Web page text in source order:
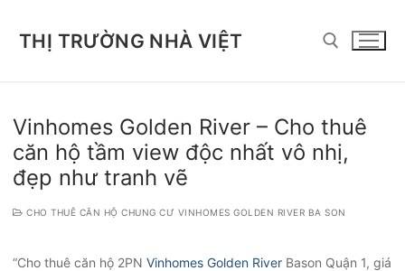
THỊ TRƯỜNG NHÀ VIỆT
Vinhomes Golden River – Cho thuê
căn hộ tầm view độc nhất vô nhị,
đẹp như tranh vẽ
CHO THUÊ CĂN HỘ CHUNG CƯ VINHOMES GOLDEN RIVER BA SON
“Cho thuê căn hộ 2PN Vinhomes Golden River Bason Quận 1, giá